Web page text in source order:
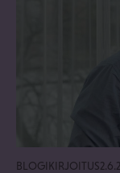
BLOGIKIRJOITUS